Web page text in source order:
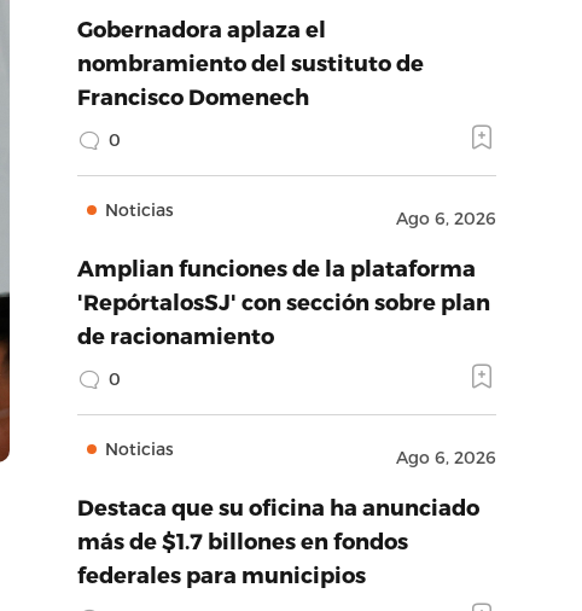
Gobernadora aplaza el
nombramiento del sustituto de
Francisco Domenech
0
Noticias Ago 6, 2026
Amplian funciones de la plataforma
'RepórtalosSJ' con sección sobre plan
de racionamiento
0
Noticias Ago 6, 2026
Destaca que su oficina ha anunciado
más de $1.7 billones en fondos
federales para municipios